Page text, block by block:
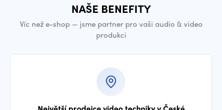
NAŠE BENEFITY
Víc než e-shop — jsme partner pro vaši audio & video
produkci